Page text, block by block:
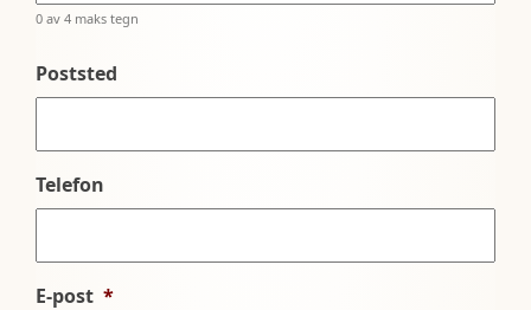
0 av 4 maks tegn
Poststed
Telefon
E-post *